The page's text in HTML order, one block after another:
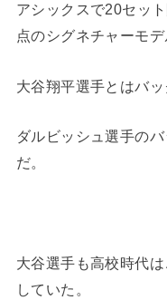
アシックスで20セッ
点のシグネチャーモデ
大谷翔平選手とはバッ
ダルビッシュ選手の
だ。
大谷選手も高校時代
していた。